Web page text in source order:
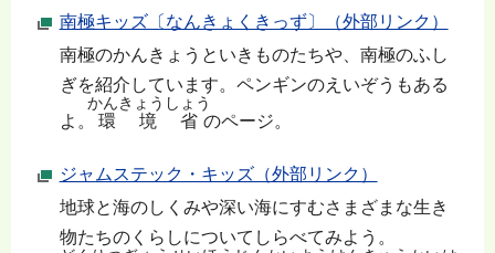
南極キッズ〔なんきょくきっず〕（外部リンク）
南極のかんきょうといきものたちや、南極のふし
ぎを紹介しています。ペンギンのえいぞうもある
よ。
環境省
かんきょうしょう
のページ。
ジャムステック・キッズ（外部リンク）
地球と海のしくみや深い海にすむさまざまな生き
物たちのくらしについてしらべてみよう。